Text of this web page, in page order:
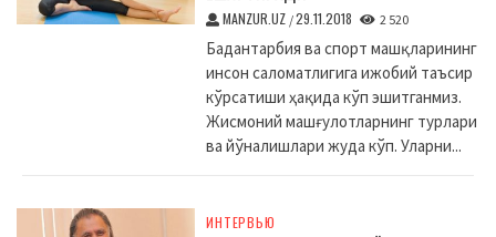
MANZUR.UZ /29.11.2018 2 520
Бадантарбия ва спорт машқларининг
инсон саломатлигига ижобий таъсир
кўрсатиши ҳақида кўп эшитганмиз.
Жисмоний машғулотларнинг турлари
ва йўналишлари жуда кўп. Уларни...
ИНТЕРВЬЮ